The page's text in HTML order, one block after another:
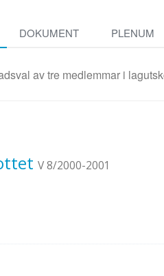
DOKUMENT PLENUM
av tre medlemmar i
V 8/2000-2001